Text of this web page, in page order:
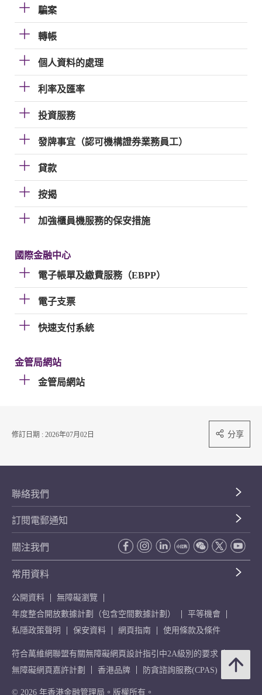
騙案
轉帳
個人資料的處理
利率及匯率
投資服務
發牌事宜（認可機構證券業務員工）
貸款
按揭
加強櫃員機服務的保安措施
國際金融中心
電子帳單及繳費服務（EBPP）
電子支票
快速支付系統
金管局網站
金管局網站
修訂日期 : 2026年07月02日 分享
聯絡我們
訂閱電郵通知
關注我們
常用資料
公開資料
無障礙瀏覽
年度整合開放數據計劃（包含空間數據計劃）
平等機會
私隱政策聲明
保安資料 網頁指南 使用條款及條件
符合萬維網聯盟有關無障礙網頁設計指引中2A級別的要求
無障礙網頁嘉許計劃
香港品牌 防貪諮詢服務(CPAS)
© 2026 年香港金融管理局。版權所有。